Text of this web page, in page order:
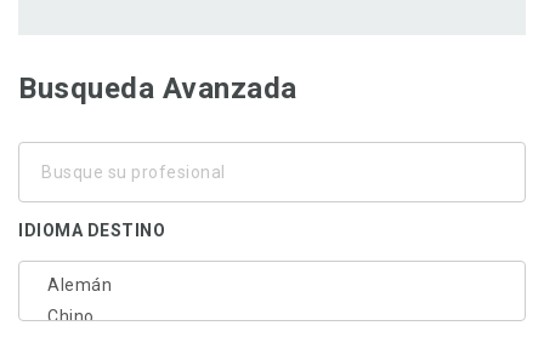
Busqueda Avanzada
IDIOMA DESTINO